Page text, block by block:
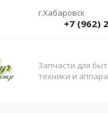
г.Хабаровск
+7 (962)
Запчасти для
техники и